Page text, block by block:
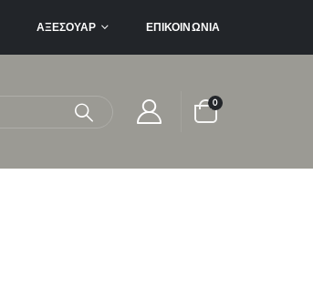
ΑΞΕΣΟΥΆΡ ΕΠΙΚΟΙΝΩΝΊΑ
0